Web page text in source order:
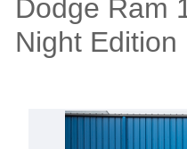
Dodge Ram
Night Edition